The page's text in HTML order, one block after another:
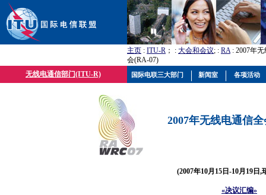
主页 : ITU-R ； : 大会和会议; : RA: 2007年
会(RA-07)
无线电通信部门(ITU-R)
2007年无线电通信
(2007年10月15日-10月19日,
«决议汇编»
国际电联三大部门 新闻室 各项活动